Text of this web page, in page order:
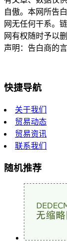
自傲。本网所告
网无任何干系。
网有权随时予以
声明：告白商的
快捷导航
关于我们
贸易动态
贸易资讯
联系我们
随机推荐